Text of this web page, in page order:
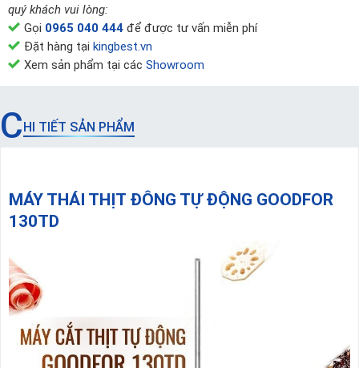
quý khách vui lòng:
Gọi 0965 040 444 để được tư vấn miễn phí
Đặt hàng tại kingbest.vn
Xem sản phẩm tại các Showroom
CHI TIẾT SẢN PHẨM
MÁY THÁI THỊT ĐÔNG TỰ ĐỘNG GOODFOR
130TD